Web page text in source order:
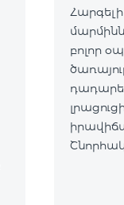
բոլոր